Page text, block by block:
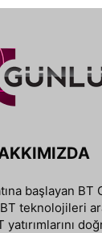
başlayan
teknolojileri